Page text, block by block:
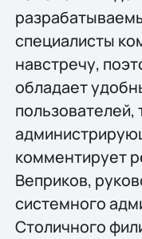
специалисты
навстречу,
обладает
пользователей,
комментирует
Веприков,
системного
Столичного